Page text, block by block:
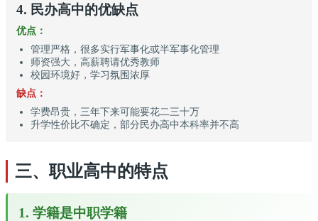
4. 民办高中的优缺点
优点：
管理严格，很多实行军事化或半军事化管理
师资强大，高薪聘请优秀教师
校园环境好，学习氛围浓厚
缺点：
学费昂贵，三年下来可能要花二三十万
升学性价比不确定，部分民办高中本科率并不高
三、职业高中的特点
1. 学籍是中职学籍